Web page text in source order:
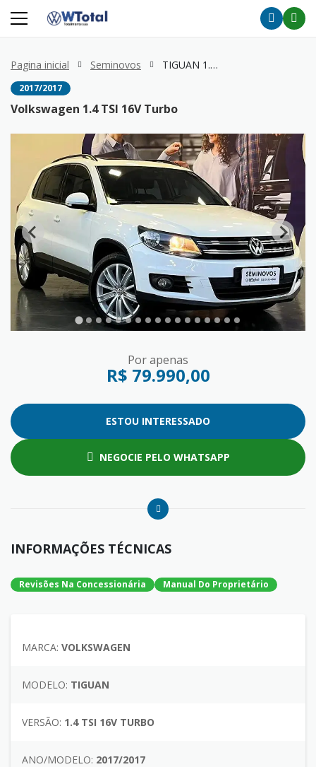
Pagina inicial Seminovos TIGUAN 1.4 TSI 16V Turbo
2017/2017
Volkswagen 1.4 TSI 16V Turbo
Por apenas
R$ 79.990,00
ESTOU INTERESSADO
NEGOCIE PELO WHATSAPP
INFORMAÇÕES TÉCNICAS
Revisões Na Concessionária Manual Do Proprietário
MARCA: VOLKSWAGEN
MODELO: TIGUAN
VERSÃO: 1.4 TSI 16V TURBO
ANO/MODELO: 2017/2017